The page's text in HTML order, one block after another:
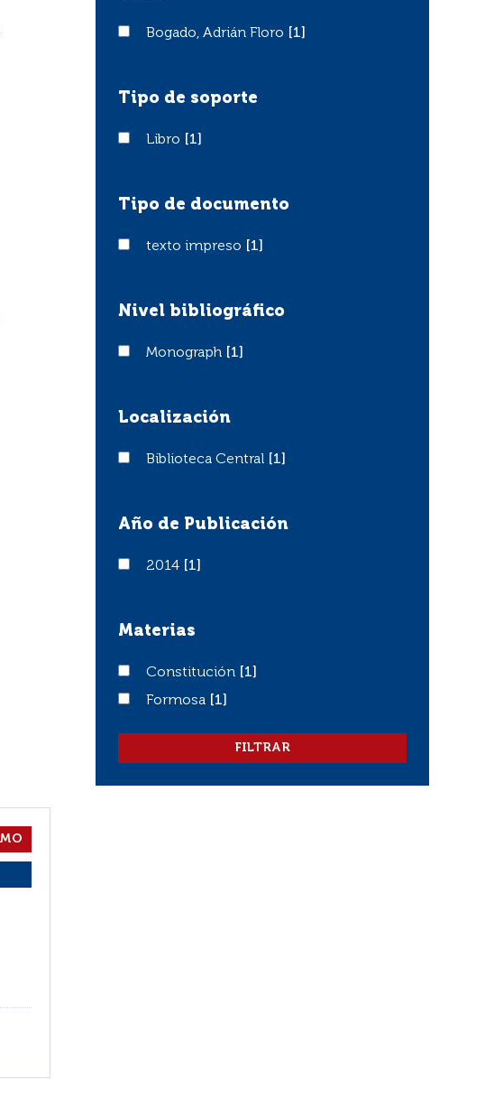
Bogado, Adrián Floro
Bogado, Adrián Floro [1]
Tipo de soporte
LibroLibro [1]
Tipo de documento
texto impreso
texto impreso [1]
Nivel bibliográfico
Monograph
Monograph [1]
Localización
Biblioteca Central
Biblioteca Central [1]
Año de Publicación
20142014 [1]
Materias
Constitución
Constitución
[1]
FormosaFormosa [1]